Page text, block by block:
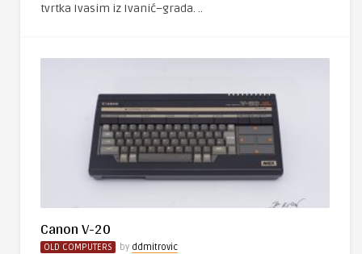
tvrtka Ivasim iz Ivanić–grada. ..
Canon V-20
OLD COMPUTERS by ddmitrovic